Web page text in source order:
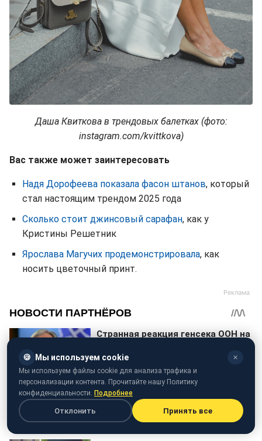
Даша Квиткова в трендовых балетках (фото:
instagram.com/kvittkova)
Вас также может заинтересовать
Надя Дорофеева показала фасон штанов, который
стал настоящим трендом 2025 года
Сколько стоит джинсовый сарафан, как у
Кристины Решетник
Ярослава Магучих продемонстрировала, как
носить цветочный принт.
🍪 Мы используем cookie ✕
Мы используем файлы cookie для анализа трафика и
персонализации контента. Прочитайте нашу Политику
конфиденциальности. Подробнее
Отклонить Принять все